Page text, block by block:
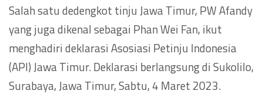
Salah satu dedengkot tinju Jawa Timur, PW Afandy
yang juga dikenal sebagai Phan Wei Fan, ikut
menghadiri deklarasi Asosiasi Petinju Indonesia
(API) Jawa Timur. Deklarasi berlangsung di Sukolilo,
Surabaya, Jawa Timur, Sabtu, 4 Maret 2023.